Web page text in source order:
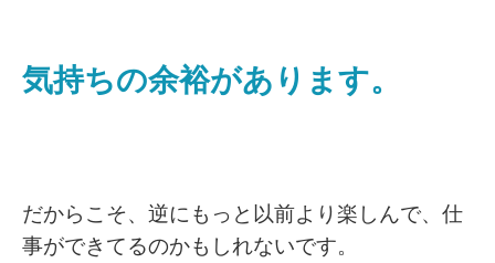
気持ちの余裕があります。
だからこそ、逆にもっと以前より楽しんで、仕
事ができてるのかもしれないです。